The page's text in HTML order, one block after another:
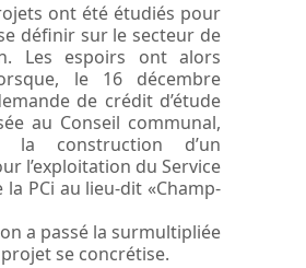
ont été étudiés pour
définir sur le secteur de
Les espoirs ont alors
le 16 décembre
de crédit d’étude
au Conseil communal,
la construction d’un
l’exploitation du Service
PCi au lieu-dit «Champ-
a passé la surmultipliée
se concrétise.